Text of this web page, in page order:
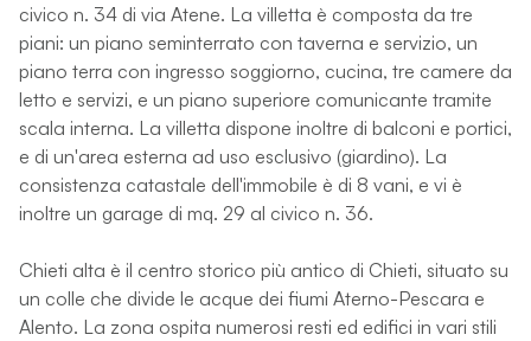
civico n. 34 di via Atene. La villetta è composta da tre
piani: un piano seminterrato con taverna e servizio, un
piano terra con ingresso soggiorno, cucina, tre camere da
letto e servizi, e un piano superiore comunicante tramite
scala interna. La villetta dispone inoltre di balconi e portici,
e di un'area esterna ad uso esclusivo (giardino). La
consistenza catastale dell'immobile è di 8 vani, e vi è
inoltre un garage di mq. 29 al civico n. 36.
Chieti alta è il centro storico più antico di Chieti, situato su
un colle che divide le acque dei fiumi Aterno-Pescara e
Alento. La zona ospita numerosi resti ed edifici in vari stili